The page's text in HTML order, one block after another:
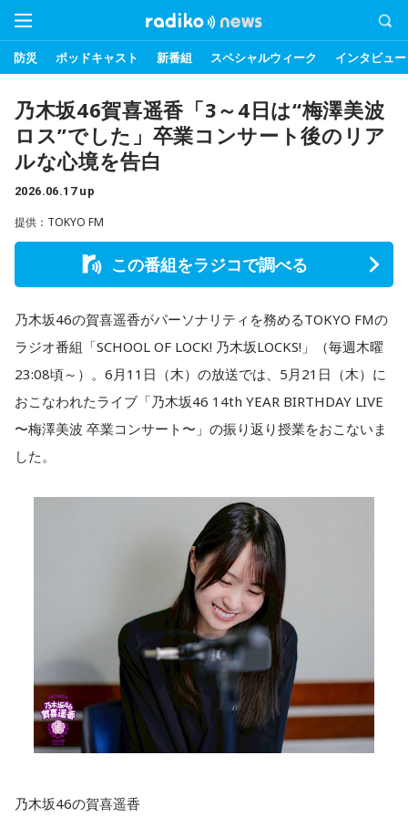
防災 ポッドキャスト 新番組 スペシャルウィーク インタビュー
乃木坂46賀喜遥香「3～4日は“梅澤美波
ロス”でした」卒業コンサート後のリア
ルな心境を告白
2026.06.17 up
提供：TOKYO FM
この番組をラジコで調べる
乃木坂46の賀喜遥香がパーソナリティを務めるTOKYO FMの
ラジオ番組「SCHOOL OF LOCK! 乃木坂LOCKS!」（毎週木曜
23:08頃～）。6月11日（木）の放送では、5月21日（木）に
おこなわれたライブ「乃木坂46 14th YEAR BIRTHDAY LIVE
〜梅澤美波 卒業コンサート〜」の振り返り授業をおこないま
した。
乃木坂46の賀喜遥香